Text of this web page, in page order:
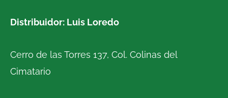
Distribuidor: Luis Loredo
Cerro de las Torres 137, Col. Colinas del
Cimatario